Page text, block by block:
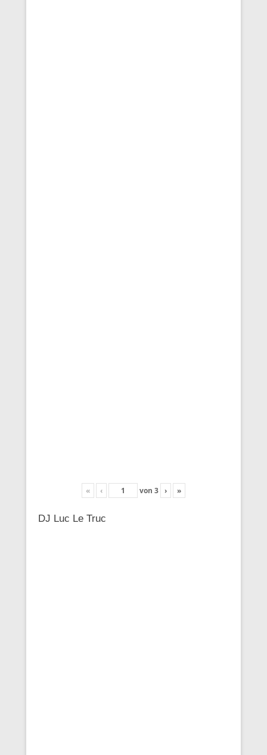
« ‹ von 3 › »
DJ Luc Le Truc